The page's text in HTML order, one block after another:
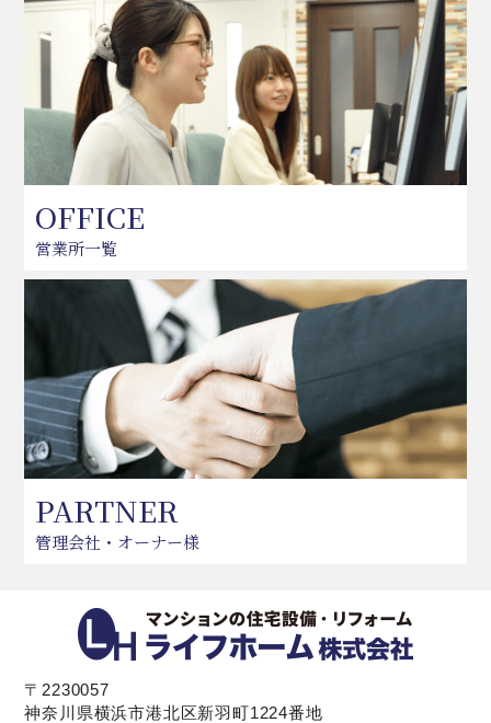
OFFICE
営業所一覧
PARTNER
管理会社・オーナー様
〒2230057
神奈川県横浜市港北区新羽町1224番地